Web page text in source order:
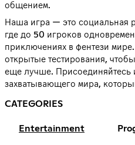
общением.
Наша игра — это социальная
где до 50 игроков
приключениях в фентези
открытые тестирования,
еще лучше. Присоединяйтесь
захватывающего мира,
CATEGORIES
Entertainment